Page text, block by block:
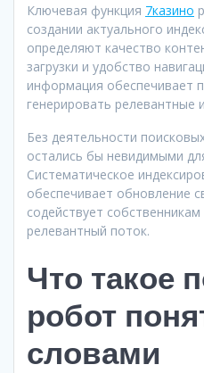
Ключевая функция 7казино
создании актуального
определяют качество
загрузки и удобство
информация обеспечивает
генерировать релевантные
Без деятельности
остались бы невидимыми
Систематическое
обеспечивает обновление
содействует
релевантный поток.
Что такое
робот
словами